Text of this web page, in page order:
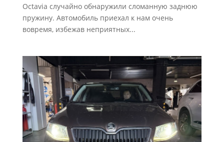
Octavia случайно обнаружили сломанную заднюю
пружину. Автомобиль приехал к нам очень
вовремя, избежав неприятных...